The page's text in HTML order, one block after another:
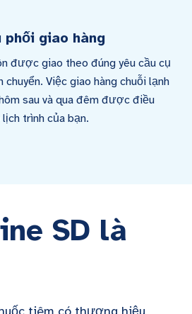
phối giao hàng
được giao theo đúng yêu cầu cụ
chuyển. Việc giao hàng chuỗi lạnh
sau và qua đêm được điều
trình của bạn.
SD là